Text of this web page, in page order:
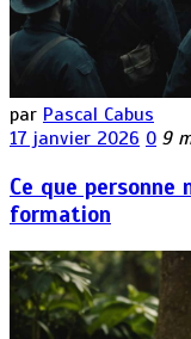
par Pascal Cabus
17 janvier 2026 0 9
Ce que
formation